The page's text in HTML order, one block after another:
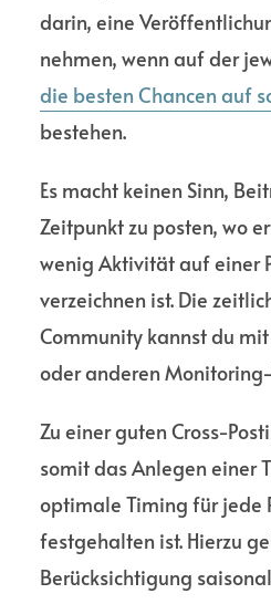
darin, eine
nehmen, wenn auf der
die besten Chancen auf
bestehen.
Es macht keinen Sinn,
Zeitpunkt zu posten, wo
wenig Aktivität auf einer
verzeichnen ist. Die
Commu­nity kannst du
oder anderen
Zu einer guten Cross-
somit das Anlegen einer
optimale Timing für jede
festgehalten ist. Hierzu
Berück­sichtigung